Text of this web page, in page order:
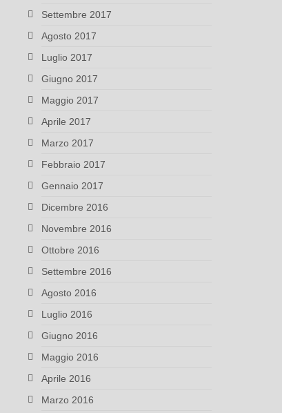
Settembre 2017
Agosto 2017
Luglio 2017
Giugno 2017
Maggio 2017
Aprile 2017
Marzo 2017
Febbraio 2017
Gennaio 2017
Dicembre 2016
Novembre 2016
Ottobre 2016
Settembre 2016
Agosto 2016
Luglio 2016
Giugno 2016
Maggio 2016
Aprile 2016
Marzo 2016